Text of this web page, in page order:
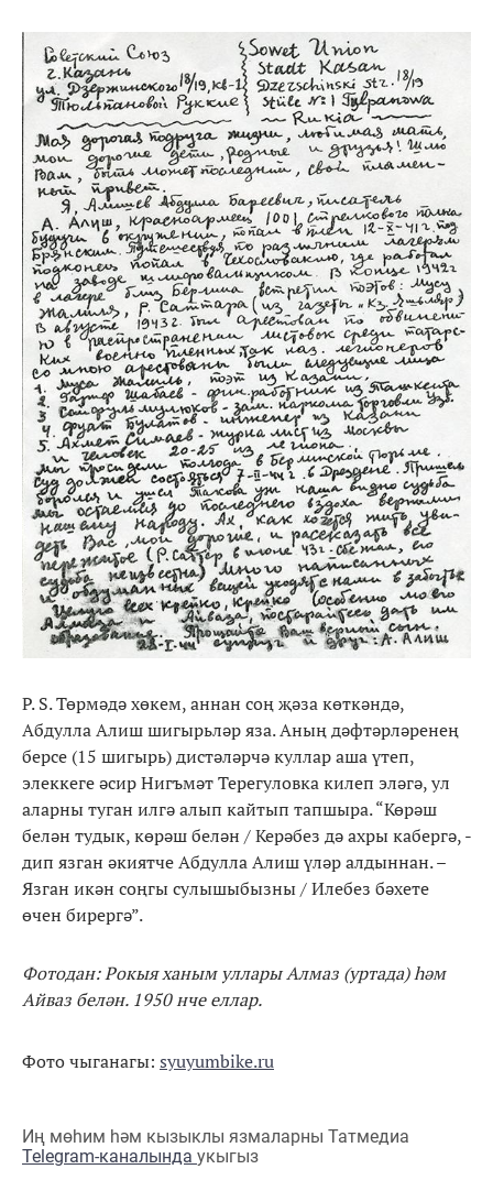
Р. S. Төрмәдә хөкем, аннан соң җәза көткәндә,
Абдулла Алиш шигырьләр яза. Аның дәфтәрләренең
берсе (15 шигырь) дистәләрчә куллар аша үтеп,
элеккеге әсир Нигъмәт Терегуловка килеп эләгә, ул
аларны туган илгә алып кайтып тапшыра. “Көрәш
белән тудык, көрәш белән / Керәбез дә ахры кабергә, -
дип язган әкиятче Абдулла Алиш үләр алдыннан. –
Язган икән соңгы сулышыбызны / Илебез бәхете
өчен бирергә”.
Фотодан: Рокыя ханым уллары Алмаз (уртада) һәм
Айваз белән. 1950 нче еллар.
Фото чыганагы: syuyumbike.ru
Иң мөһим һәм кызыклы язмаларны Татмедиа
Telegram-каналында укыгыз